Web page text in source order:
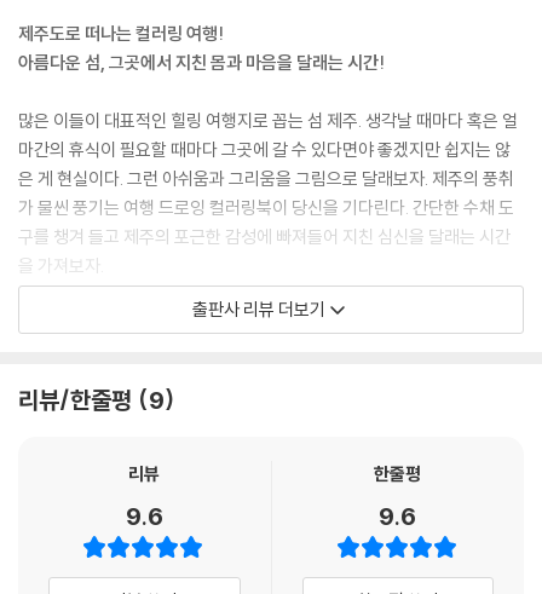
제주도로 떠나는 컬러링 여행!
아름다운 섬, 그곳에서 지친 몸과 마음을 달래는 시간!
많은 이들이 대표적인 힐링 여행지로 꼽는 섬 제주. 생각날 때마다 혹은 얼
마간의 휴식이 필요할 때마다 그곳에 갈 수 있다면야 좋겠지만 쉽지는 않
은 게 현실이다. 그런 아쉬움과 그리움을 그림으로 달래보자. 제주의 풍취
가 물씬 풍기는 여행 드로잉 컬러링북이 당신을 기다린다. 간단한 수채 도
구를 챙겨 들고 제주의 포근한 감성에 빠져들어 지친 심신을 달래는 시간
을 가져보자.
드넓게 펼쳐진 시원한 하늘과 바다, 계절마다 색색의 매력을 뽐내는 해변
화 속에 고스란히 담겨 있다. 하루 30분, 『제주 여행 드로잉 컬러링북』으로
출판사 리뷰 더보기
리뷰/한줄평 9
리뷰
9.6
한줄평
9.6